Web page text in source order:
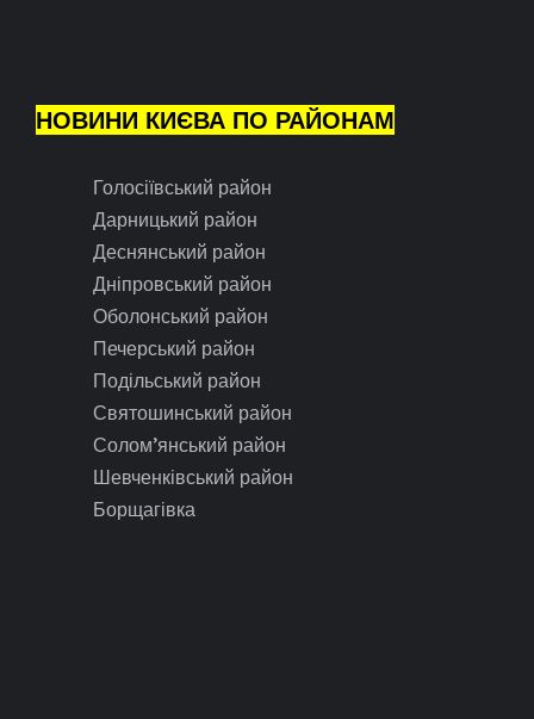
НОВИНИ КИЄВА ПО РАЙОНАМ
Голосіївський район
Дарницький район
Деснянський район
Дніпровський район
Оболонський район
Печерський район
Подільський район
Святошинський район
Солом’янський район
Шевченківський район
Борщагівка